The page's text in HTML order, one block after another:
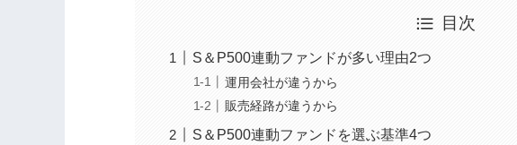
目次
S＆P500連動ファンドが多い理由2つ
運用会社が違うから
販売経路が違うから
S＆P500連動ファンドを選ぶ基準4つ